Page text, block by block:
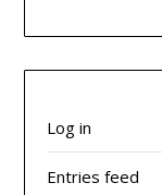
Log in
Entries feed